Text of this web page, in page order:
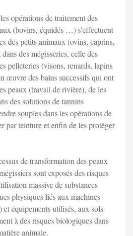
opérations de traitement des
(bovins, équidés …) s'effectuent
des petits animaux (ovins, caprins,
des mégisseries, celle des
pelleteries (visons, renards, lapins
œuvre des bains successifs qui ont
peaux (travail de rivière), de les
des solutions de tannins
souples dans les opérations de
par teinture et enfin de les protéger
de transformation des peaux
sont exposés des risques
massive de substances
physiques liés aux machines
et équipements utilisés, aux sols
à des risques biologiques dans
animale.